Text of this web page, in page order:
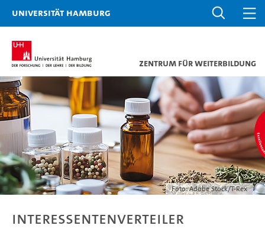
Universität Hamburg
Zentrum für Weiterbildung
Foto: Adobe Stock/T-Rex
Interessentenverteiler